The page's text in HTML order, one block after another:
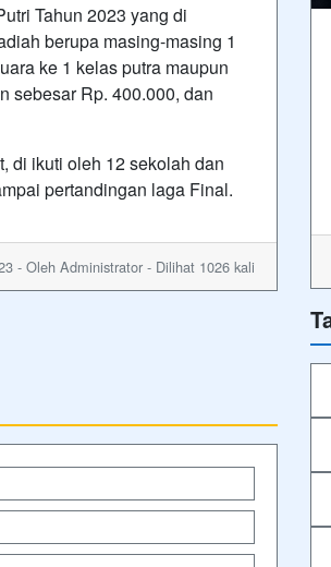
Tahun 2023 yang di
berupa masing-masing 1
ke 1 kelas putra maupun
sebesar Rp. 400.000, dan
di ikuti oleh 12 sekolah dan
pertandingan laga Final.
- Oleh Administrator - Dilihat 1026 kali